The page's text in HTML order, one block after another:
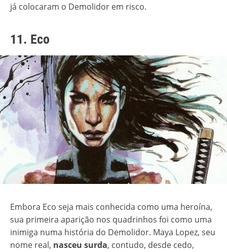
já colocaram o Demolidor em risco.
11. Eco
Embora Eco seja mais conhecida como uma heroína,
sua primeira aparição nos quadrinhos foi como uma
inimiga numa história do Demolidor. Maya Lopez, seu
nome real, nasceu surda, contudo, desde cedo,